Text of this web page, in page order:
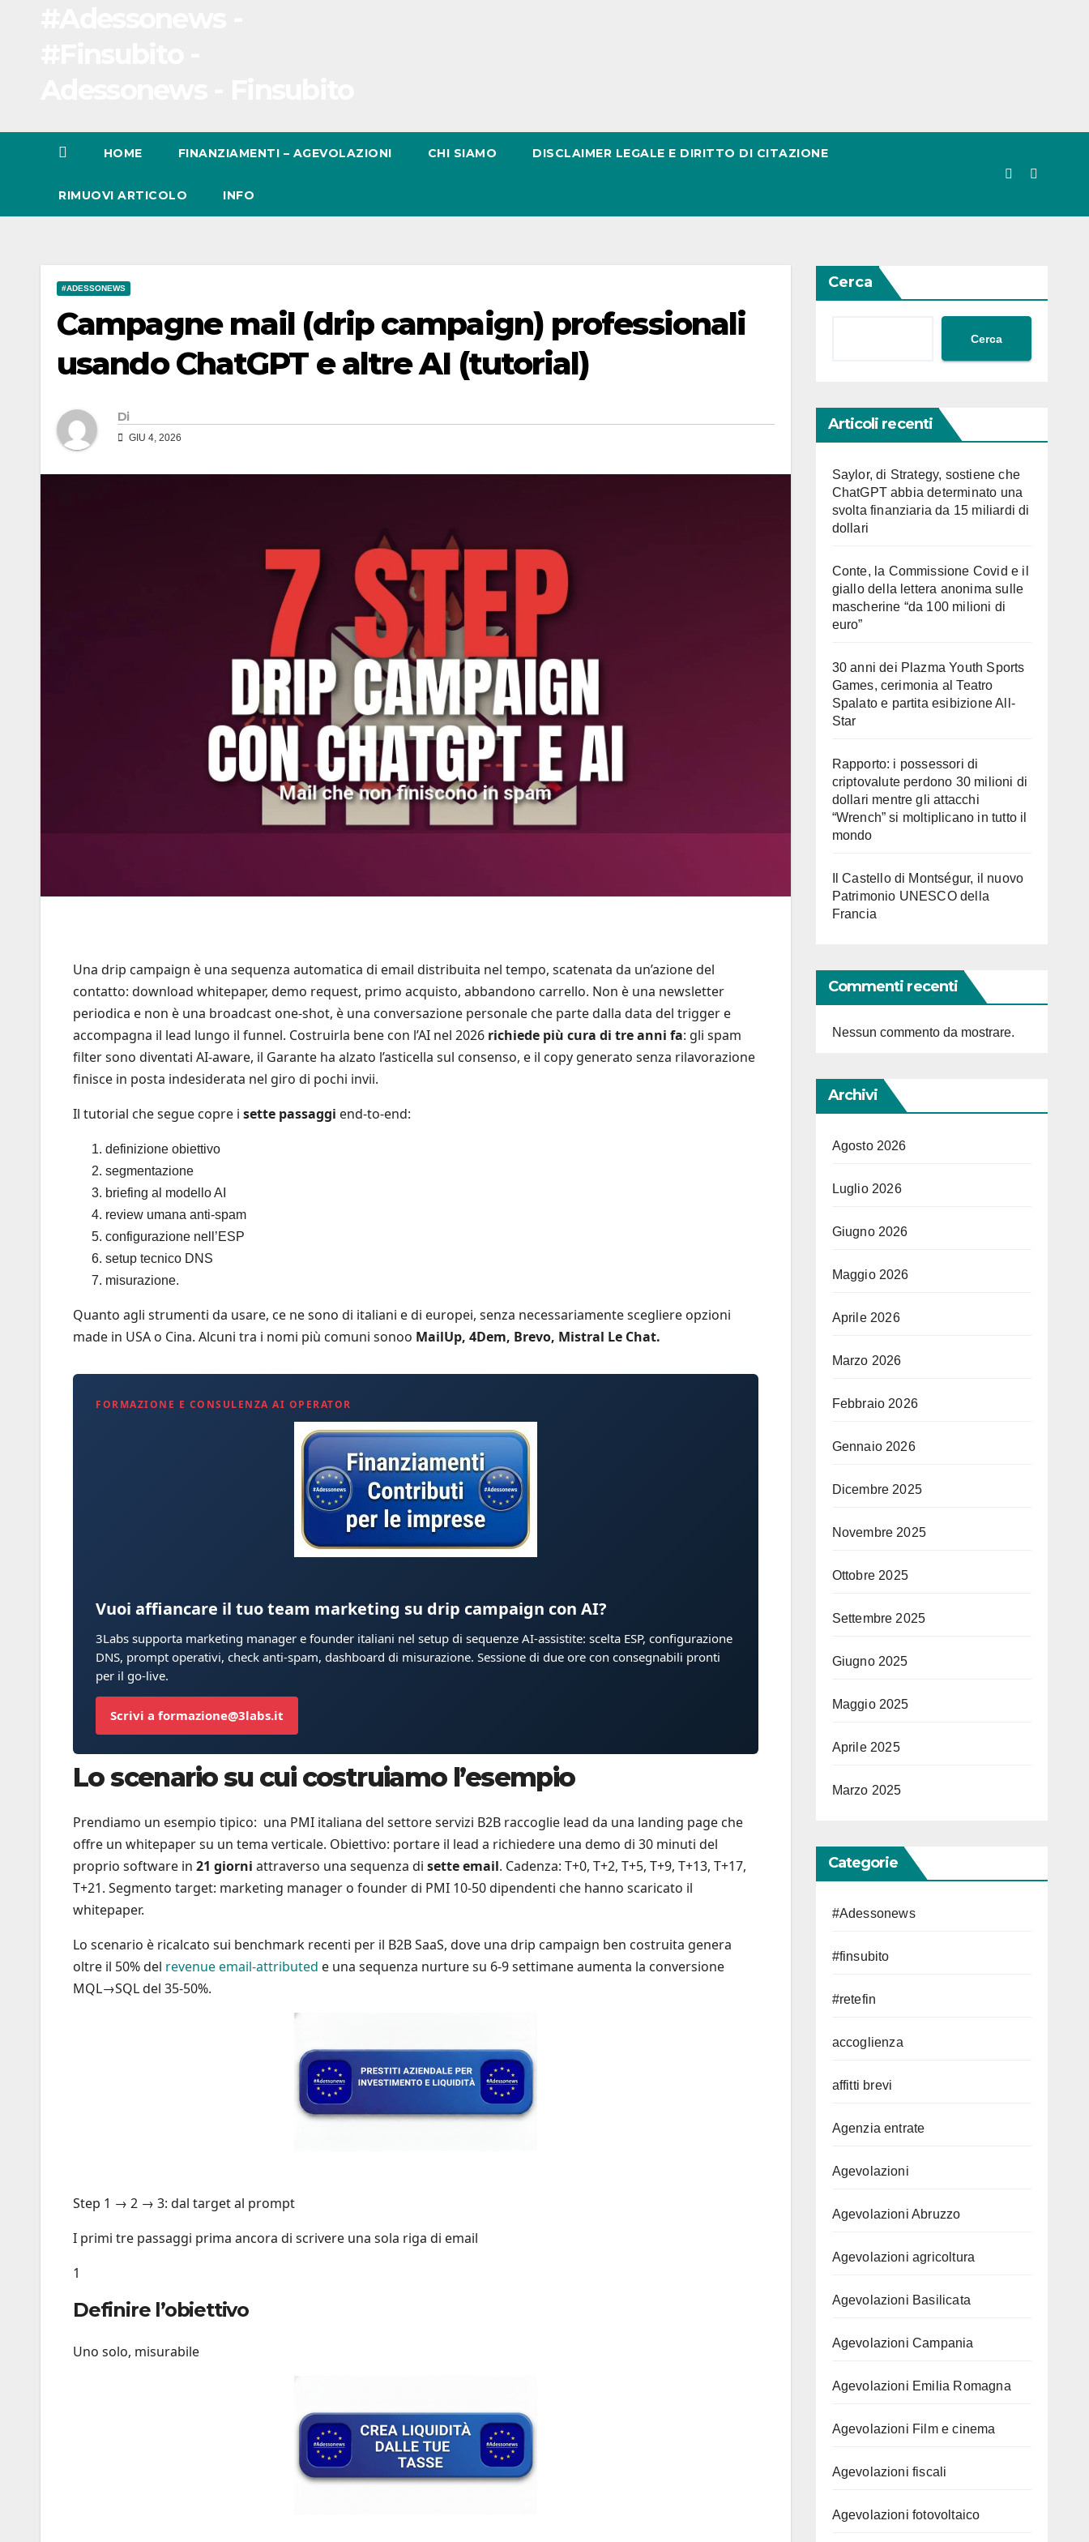
HOME FINANZIAMENTI – AGEVOLAZIONI CHI SIAMO DISCLAIMER LEGALE E DIRITTO DI CITAZIONE
RIMUOVI ARTICOLO INFO
#ADESSONEWS
Campagne mail (drip campaign) professionali
usando ChatGPT e altre AI (tutorial)
Di
GIU 4, 2026
Una drip campaign è una sequenza automatica di email distribuita nel tempo, scatenata da un’azione del
contatto: download whitepaper, demo request, primo acquisto, abbandono carrello. Non è una newsletter
periodica e non è una broadcast one-shot, è una conversazione personale che parte dalla data del trigger e
accompagna il lead lungo il funnel. Costruirla bene con l’AI nel 2026 richiede più cura di tre anni fa: gli spam
filter sono diventati AI-aware, il Garante ha alzato l’asticella sul consenso, e il copy generato senza rilavorazione
finisce in posta indesiderata nel giro di pochi invii.
Il tutorial che segue copre i sette passaggi end-to-end:
definizione obiettivo
segmentazione
briefing al modello AI
review umana anti-spam
configurazione nell’ESP
setup tecnico DNS
misurazione.
Quanto agli strumenti da usare, ce ne sono di italiani e di europei, senza necessariamente scegliere opzioni
made in USA o Cina. Alcuni tra i nomi più comuni sonoo MailUp, 4Dem, Brevo, Mistral Le Chat.
FORMAZIONE E CONSULENZA AI OPERATOR
Vuoi affiancare il tuo team marketing su drip campaign con AI?
3Labs supporta marketing manager e founder italiani nel setup di sequenze AI-assistite: scelta ESP, configurazione
DNS, prompt operativi, check anti-spam, dashboard di misurazione. Sessione di due ore con consegnabili pronti
per il go-live.
Scrivi a formazione@3labs.it
Lo scenario su cui costruiamo l’esempio
Prendiamo un esempio tipico: una PMI italiana del settore servizi B2B raccoglie lead da una landing page che
offre un whitepaper su un tema verticale. Obiettivo: portare il lead a richiedere una demo di 30 minuti del
proprio software in 21 giorni attraverso una sequenza di sette email. Cadenza: T+0, T+2, T+5, T+9, T+13, T+17,
T+21. Segmento target: marketing manager o founder di PMI 10-50 dipendenti che hanno scaricato il
whitepaper.
Lo scenario è ricalcato sui benchmark recenti per il B2B SaaS, dove una drip campaign ben costruita genera
oltre il 50% del revenue email-attributed e una sequenza nurture su 6-9 settimane aumenta la conversione
MQL→SQL del 35-50%.
Step 1 → 2 → 3: dal target al prompt
I primi tre passaggi prima ancora di scrivere una sola riga di email
1
Definire l’obiettivo
Uno solo, misurabile
Cerca
Cerca
Articoli recenti
Saylor, di Strategy, sostiene che
ChatGPT abbia determinato una
svolta finanziaria da 15 miliardi di
dollari
Conte, la Commissione Covid e il
giallo della lettera anonima sulle
mascherine “da 100 milioni di
euro”
30 anni dei Plazma Youth Sports
Games, cerimonia al Teatro
Spalato e partita esibizione All-
Star
Rapporto: i possessori di
criptovalute perdono 30 milioni di
dollari mentre gli attacchi
“Wrench” si moltiplicano in tutto il
mondo
Il Castello di Montségur, il nuovo
Patrimonio UNESCO della
Francia
Commenti recenti
Nessun commento da mostrare.
Archivi
Agosto 2026
Luglio 2026
Giugno 2026
Maggio 2026
Aprile 2026
Marzo 2026
Febbraio 2026
Gennaio 2026
Dicembre 2025
Novembre 2025
Ottobre 2025
Settembre 2025
Giugno 2025
Maggio 2025
Aprile 2025
Marzo 2025
Categorie
#Adessonews
#finsubito
#retefin
accoglienza
affitti brevi
Agenzia entrate
Agevolazioni
Agevolazioni Abruzzo
Agevolazioni agricoltura
Agevolazioni Basilicata
Agevolazioni Campania
Agevolazioni Emilia Romagna
Agevolazioni Film e cinema
Agevolazioni fiscali
Agevolazioni fotovoltaico